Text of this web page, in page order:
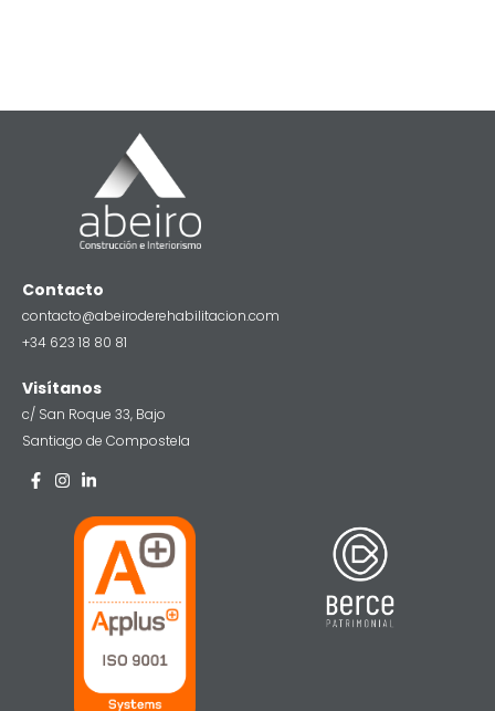
Contacto
contacto@abeiroderehabilitacion.com
+34 623 18 80 81
Visítanos
c/ San Roque 33, Bajo
Santiago de Compostela